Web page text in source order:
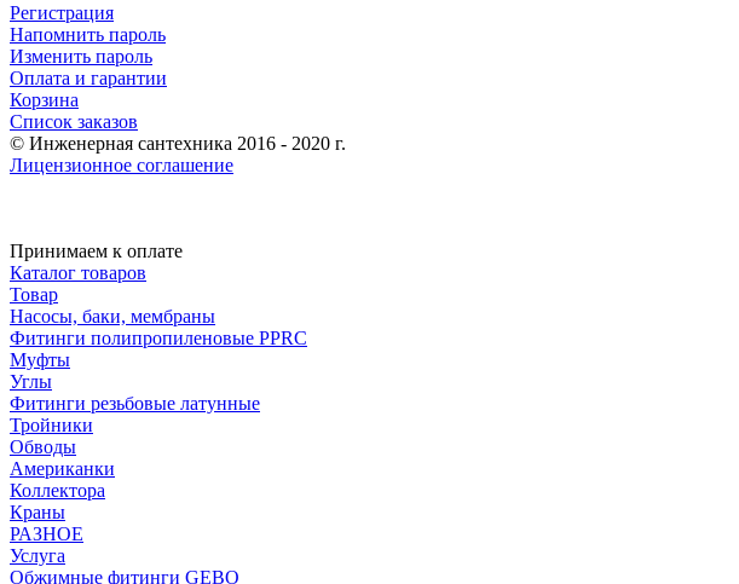
Регистрация
Напомнить пароль
Изменить пароль
Оплата и гарантии
Корзина
Список заказов
© Инженерная сантехника 2016 - 2020 г.
Лицензионное соглашение
Принимаем к оплате
Каталог товаров
Товар
Насосы, баки, мембраны
Фитинги полипропиленовые PPRC
Муфты
Углы
Фитинги резьбовые латунные
Тройники
Обводы
Американки
Коллектора
Краны
РАЗНОЕ
Услуга
Обжимные фитинги GEBO